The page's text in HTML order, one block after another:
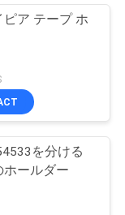
ピア テープ ホ
を分ける
ホールダー